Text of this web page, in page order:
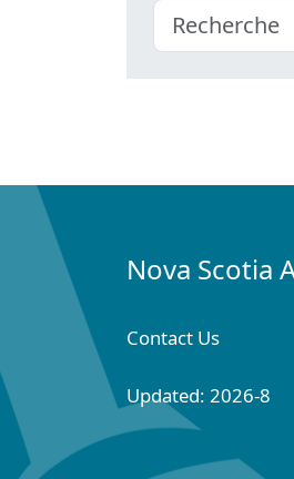
Nova Scotia
Contact Us
Updated: 2026-8